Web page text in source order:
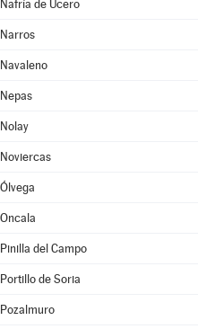
Nafría de Ucero
Narros
Navaleno
Nepas
Nolay
Noviercas
Ólvega
Oncala
Pinilla del Campo
Portillo de Soria
Pozalmuro